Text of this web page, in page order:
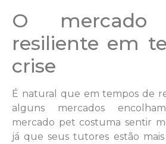
O
resiliente em
crise
É natural que em tempos de
alguns mercados
mercado pet costuma sentir
já que seus tutores estão